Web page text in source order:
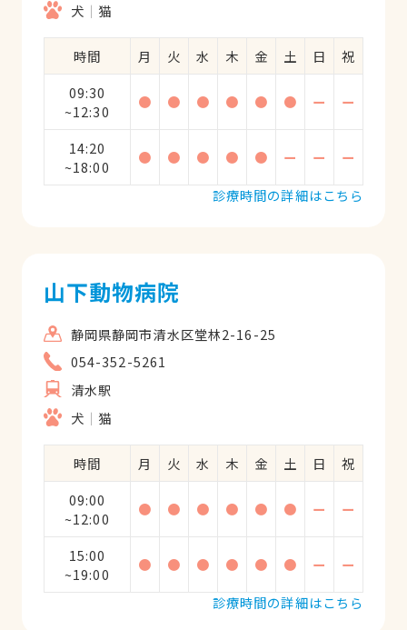
犬
猫
時間 月 火 水 木 金 土 日
祝
09:30
~12:30
● ● ● ● ● ● ー ー
14:20
~18:00
● ● ● ● ● ー ー
ー
診療時間の詳細はこちら
山下動物病院
静岡県静岡市清水区堂林2-16-25
054-352-5261
清水駅
犬
猫
時間 月 火 水 木 金 土 日
祝
09:00
~12:00
● ● ● ● ● ● ー ー
15:00
~19:00
● ● ● ● ● ● ー
ー
診療時間の詳細はこちら